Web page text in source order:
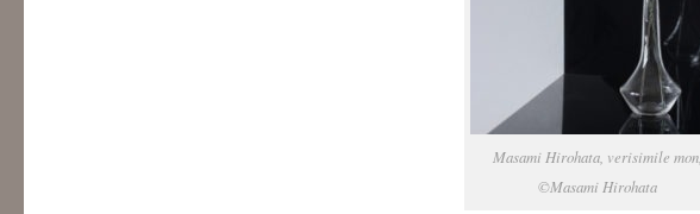
Masami Hirohata, verisimile mon,
©Masami Hirohata